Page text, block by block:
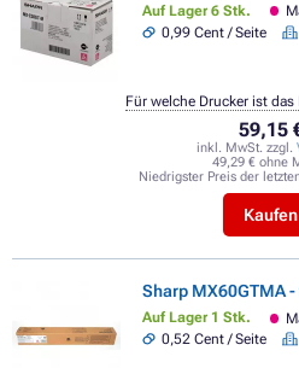
Auf Lager 6 Stk.
0,99 Cent / Seite
59,15
inkl. MwSt. zzgl.
49,29 € ohne
Niedrigster Preis der
Kaufen
Für welche Drucker ist
Sharp MX60GTMA
Auf Lager 1 Stk.
0,52 Cent / Seite